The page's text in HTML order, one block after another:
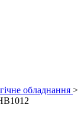
обладнання >